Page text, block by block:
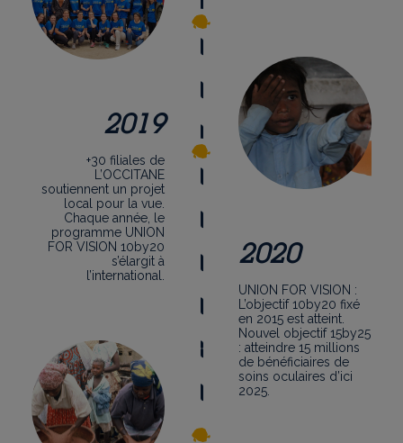
2019
+30 filiales de
L’OCCITANE
soutiennent un projet
local pour la vue.
Chaque année, le
programme UNION
FOR VISION 10by20
s’élargit à
l’international.
2020
UNION FOR VISION :
L’objectif 10by20 fixé
en 2015 est atteint.
Nouvel objectif 15by25
: atteindre 15 millions
de bénéficiaires de
soins oculaires d’ici
2025.